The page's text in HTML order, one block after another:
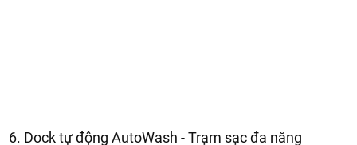
6. Dock tự động AutoWash - Trạm sạc đa năng